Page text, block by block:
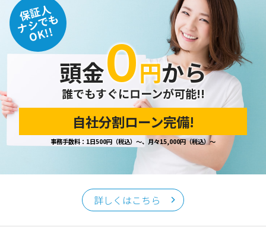
保証人
ナシでも
OK!!
頭金０円から
誰でもすぐにローンが可能!!
自社分割ローン完備!
事務手数料：1日500円（税込）～、月々15,000円（税込）～
詳しくはこちら